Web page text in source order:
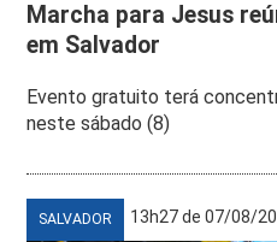
Marcha para Jesus
em Salvador
Evento gratuito terá
neste sábado (8)
SALVADOR 13h27 de 07/08/